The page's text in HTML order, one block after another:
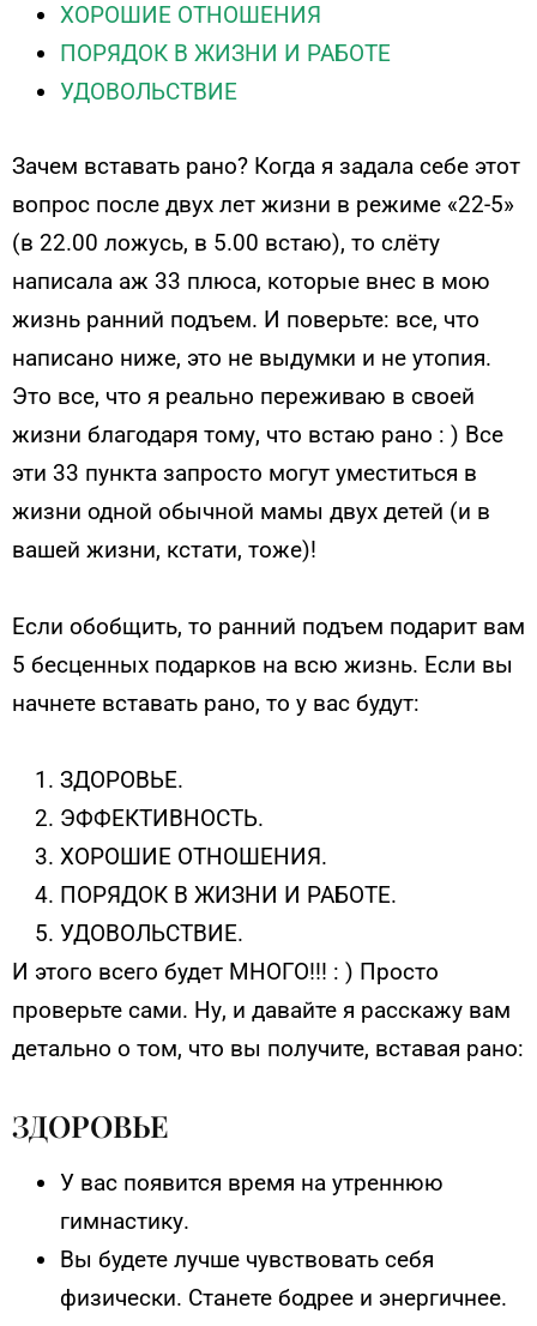
ХОРОШИЕ ОТНОШЕНИЯ
ПОРЯДОК В ЖИЗНИ И РАБОТЕ
УДОВОЛЬСТВИЕ
Зачем вставать рано? Когда я задала себе этот
вопрос после двух лет жизни в режиме «22-5»
(в 22.00 ложусь, в 5.00 встаю), то слёту
написала аж 33 плюса, которые внес в мою
жизнь ранний подъем. И поверьте: все, что
написано ниже, это не выдумки и не утопия.
Это все, что я реально переживаю в своей
жизни благодаря тому, что встаю рано : ) Все
эти 33 пункта запросто могут уместиться в
жизни одной обычной мамы двух детей (и в
вашей жизни, кстати, тоже)!
Если обобщить, то ранний подъем подарит вам
5 бесценных подарков на всю жизнь. Если вы
начнете вставать рано, то у вас будут:
ЗДОРОВЬЕ.
ЭФФЕКТИВНОСТЬ.
ХОРОШИЕ ОТНОШЕНИЯ.
ПОРЯДОК В ЖИЗНИ И РАБОТЕ.
УДОВОЛЬСТВИЕ.
И этого всего будет МНОГО!!! : ) Просто
проверьте сами. Ну, и давайте я расскажу вам
детально о том, что вы получите, вставая рано:
ЗДОРОВЬЕ
У вас появится время на утреннюю
гимнастику.
Вы будете лучше чувствовать себя
физически. Станете бодрее и энергичнее.